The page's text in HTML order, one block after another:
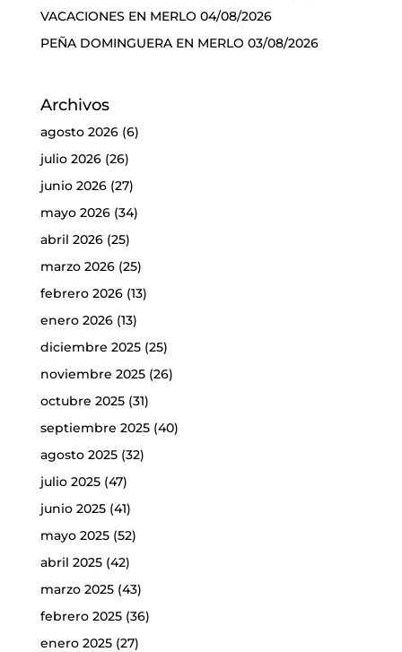
VACACIONES EN MERLO 04/08/2026
PEÑA DOMINGUERA EN MERLO 03/08/2026
Archivos
agosto 2026(6)
julio 2026(26)
junio 2026(27)
mayo 2026(34)
abril 2026(25)
marzo 2026(25)
febrero 2026(13)
enero 2026(13)
diciembre 2025(25)
noviembre 2025(26)
octubre 2025(31)
septiembre 2025(40)
agosto 2025(32)
julio 2025(47)
junio 2025(41)
mayo 2025(52)
abril 2025(42)
marzo 2025(43)
febrero 2025(36)
enero 2025(27)